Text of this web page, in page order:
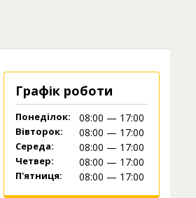
Графік роботи
Понеділок: 08:00 — 17:00
Вівторок: 08:00 — 17:00
Середа: 08:00 — 17:00
Четвер: 08:00 — 17:00
П'ятниця: 08:00 — 17:00